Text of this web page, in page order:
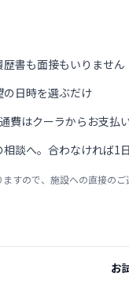
書も面接もいりません
の日時を選ぶだけ
費はクーラからお支払
談へ。合わなければ1
すので、施設への直接のご
お